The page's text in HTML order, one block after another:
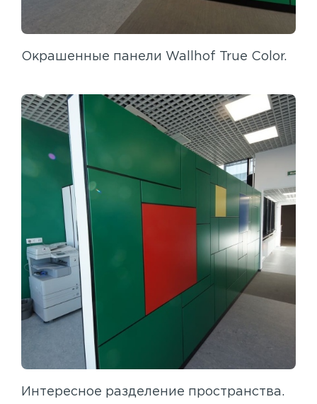
Окрашенные панели Wallhof True Color.
Интересное разделение пространства.